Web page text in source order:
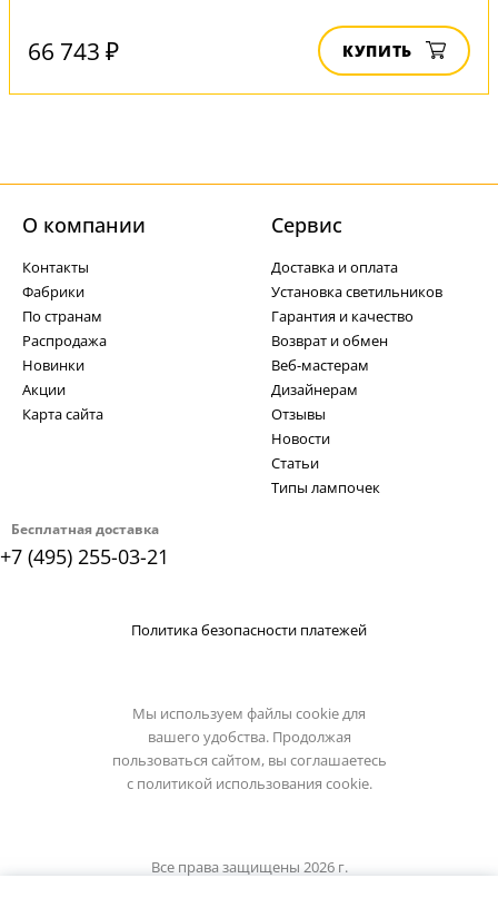
66 743 ₽ КУПИТЬ
Бесплатная доставка
+7 (495) 255-03-21
О компании
Контакты
Фабрики
По странам
Распродажа
Новинки
Акции
Карта сайта
Cервис
Доставка и оплата
Установка светильников
Гарантия и качество
Возврат и обмен
Веб-мастерам
Дизайнерам
Отзывы
Новости
Статьи
Типы лампочек
Политика безопасности платежей
Мы используем файлы cookie для
вашего удобства. Продолжая
пользоваться сайтом, вы соглашаетесь
с политикой использования cookie.
Все права защищены 2026 г.